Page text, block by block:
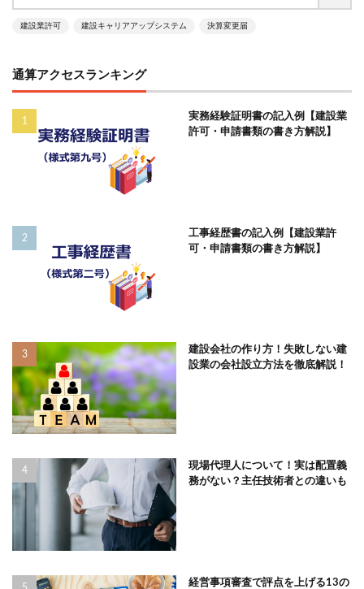
建設業許可 建設キャリアアップシステム 決算変更届
通算アクセスランキング
実務経験証明書の記入例【建設業
許可・申請書類の書き方解説】
工事経歴書の記入例【建設業許
可・申請書類の書き方解説】
建設会社の作り方！失敗しない建
設業の会社設立方法を徹底解説！
現場代理人について！実は配置義
務がない？主任技術者との違いも
経営事項審査で評点を上げる13の